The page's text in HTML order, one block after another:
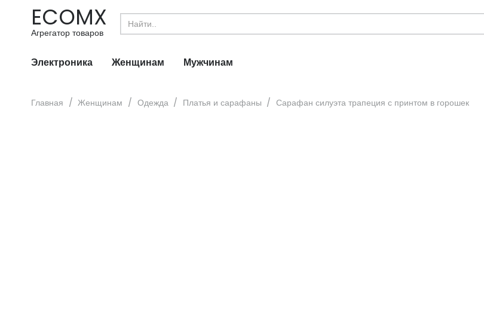
ECOMX
Агрегатор товаров
Search
for:
Электроника Женщинам Мужчинам
Главная / Женщинам / Одежда / Платья и сарафаны / Сарафан силуэта трапеция с принтом в горошек